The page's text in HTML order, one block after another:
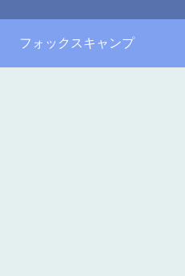
フォックスキャンプ